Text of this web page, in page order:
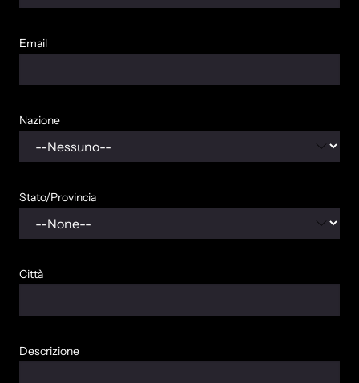
Email
Nazione
Stato/Provincia
Città
Descrizione